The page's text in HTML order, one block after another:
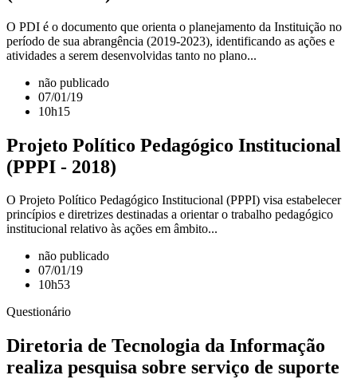
O PDI é o documento que orienta o planejamento da Instituição no
período de sua abrangência (2019-2023), identificando as ações e
atividades a serem desenvolvidas tanto no plano...
não publicado
07/01/19
10h15
Projeto Político Pedagógico Institucional
(PPPI - 2018)
O Projeto Político Pedagógico Institucional (PPPI) visa estabelecer
princípios e diretrizes destinadas a orientar o trabalho pedagógico
institucional relativo às ações em âmbito...
não publicado
07/01/19
10h53
Questionário
Diretoria de Tecnologia da Informação
realiza pesquisa sobre serviço de suporte